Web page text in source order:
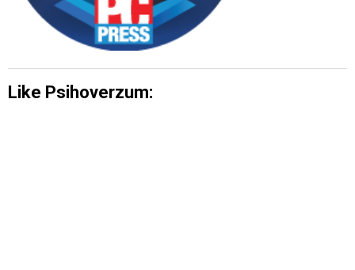
Like Psihoverzum: